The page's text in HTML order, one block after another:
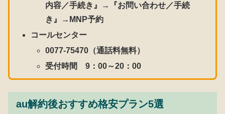
内容／手続き』→『お問い合わせ／手続
き』→MNP予約
コールセンター
0077-75470（通話料無料）
受付時間 9：00～20：00
au解約後おすすめ格安プラン5選